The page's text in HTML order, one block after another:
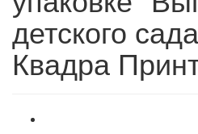
детского
Квадра